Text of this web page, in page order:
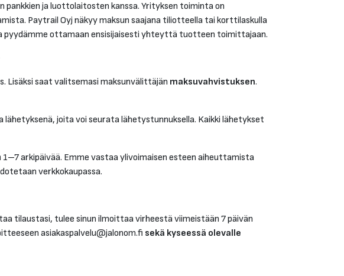
ja luottolaitosten kanssa. Yrityksen toiminta on
Paytrail Oyj näkyy maksun saajana tiliotteella tai korttilaskulla
pyydämme ottamaan ensisijaisesti yhteyttä tuotteen toimittajaan.
Lisäksi saat valitsemasi maksunvälittäjän maksuvahvistuksen.
joita voi seurata lähetystunnuksella. Kaikki lähetykset
arkipäivää. Emme vastaa ylivoimaisen esteen aiheuttamista
verkkokaupassa.
tilaustasi, tulee sinun ilmoittaa virheestä viimeistään 7 päivän
asiakaspalvelu@jalonom.fi sekä kyseessä olevalle